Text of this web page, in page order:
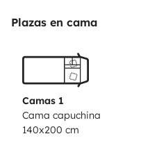
Plazas en cama
Camas 1
Cama capuchina
140x200 cm